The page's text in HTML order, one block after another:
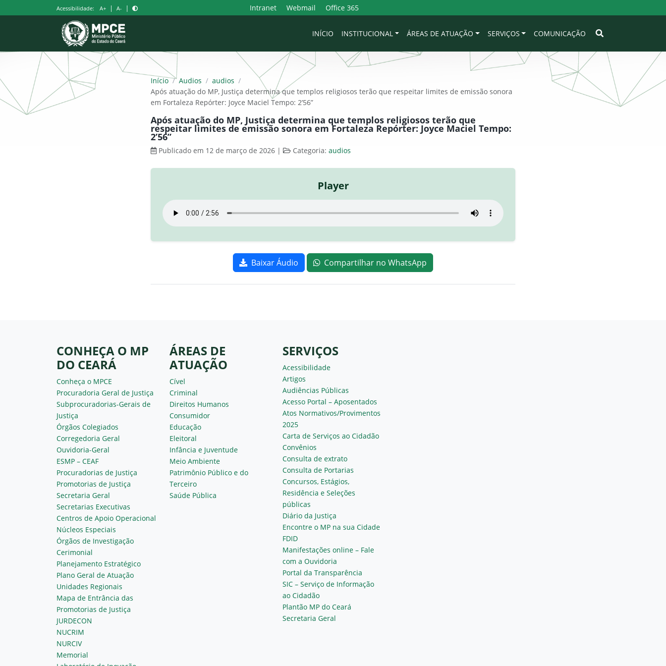
para
Acessibilidade: A+ | A- | Intranet Webmail Office 365
INÍCIO INSTITUCIONAL ÁREAS DE ATUAÇÃO SERVIÇOS COMUNICAÇÃO
Início / Audios / audios /
Após atuação do MP, Justiça determina que templos religiosos terão que respeitar limites de emissão sonora
em Fortaleza Repórter: Joyce Maciel Tempo: 2’56”
Após atuação do MP, Justiça determina que templos religiosos terão que
respeitar limites de emissão sonora em Fortaleza Repórter: Joyce Maciel Tempo:
2’56”
Publicado em 12 de março de 2026 | Categoria: audios
Player
Baixar Áudio Compartilhar no WhatsApp
CONHEÇA O MP
DO CEARÁ
Conheça o MPCE
Procuradoria Geral de Justiça
Subprocuradorias-Gerais de
Justiça
Órgãos Colegiados
Corregedoria Geral
Ouvidoria-Geral
ESMP – CEAF
Procuradorias de Justiça
Promotorias de Justiça
Secretaria Geral
Secretarias Executivas
Centros de Apoio Operacional
Núcleos Especiais
Órgãos de Investigação
Cerimonial
Planejamento Estratégico
Plano Geral de Atuação
Unidades Regionais
Mapa de Entrância das
Promotorias de Justiça
JURDECON
NUCRIM
NURCIV
Memorial
ÁREAS DE
ATUAÇÃO
Cível
Criminal
Direitos Humanos
Consumidor
Educação
Eleitoral
Infância e Juventude
Meio Ambiente
Patrimônio Público e do
Terceiro
Saúde Pública
SERVIÇOS
Acessibilidade
Artigos
Audiências Públicas
Acesso Portal – Aposentados
Atos Normativos/Provimentos
2025
Carta de Serviços ao Cidadão
Convênios
Consulta de extrato
Consulta de Portarias
Concursos, Estágios,
Residência e Seleções
públicas
Diário da Justiça
Encontre o MP na sua Cidade
FDID
Manifestações online – Fale
com a Ouvidoria
Portal da Transparência
SIC – Serviço de Informação
ao Cidadão
Plantão MP do Ceará
Secretaria Geral